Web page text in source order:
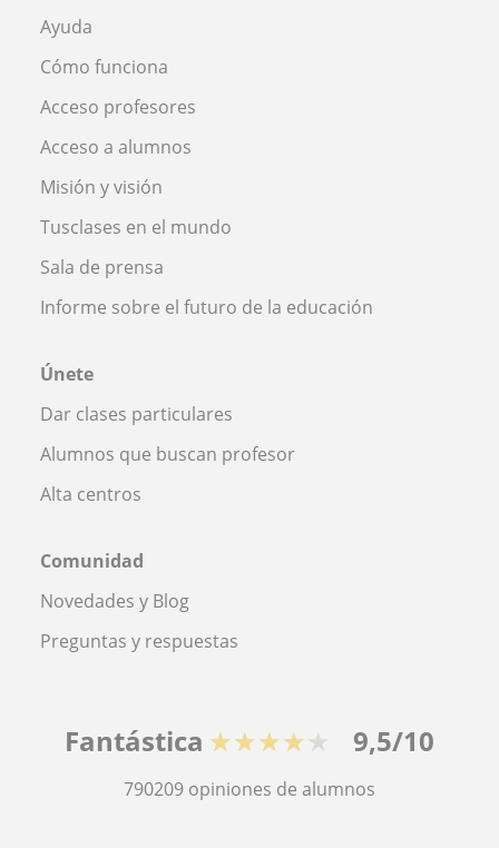
Ayuda
Cómo funciona
Acceso profesores
Acceso a alumnos
Misión y visión
Tusclases en el mundo
Sala de prensa
Informe sobre el futuro de la educación
Únete
Dar clases particulares
Alumnos que buscan profesor
Alta centros
Comunidad
Novedades y Blog
Preguntas y respuestas
Fantástica ★★★★★ 9,5/10
790209 opiniones de alumnos